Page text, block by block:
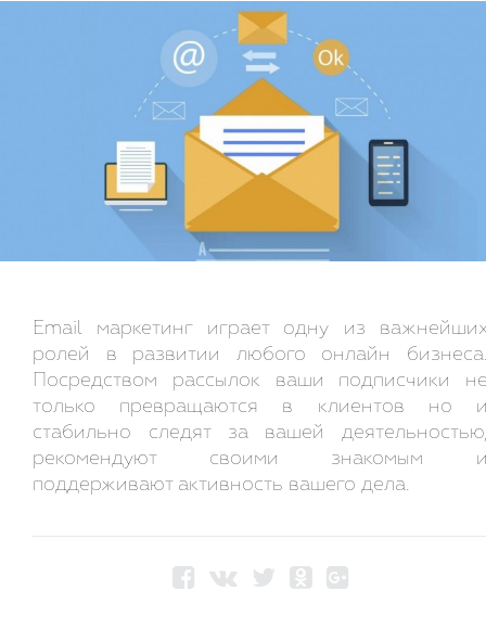
Email маркетинг играет одну из
ролей в развитии любого онлайн
Посредством рассылок ваши подписчики
только превращаются в клиентов но
стабильно следят за вашей
рекомендуют своими знакомым
поддерживают активность вашего дела.